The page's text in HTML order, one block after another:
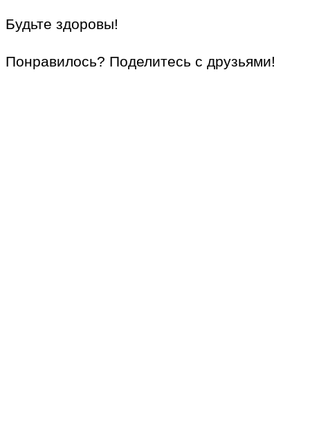
Будьте здоровы!
Понравилось? Поделитесь с друзьями!